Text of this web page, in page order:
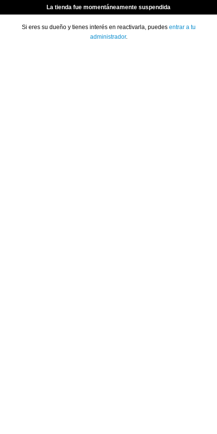
La tienda fue momentáneamente suspendida
Si eres su dueño y tienes interés en reactivarla, puedes entrar a tu
administrador.